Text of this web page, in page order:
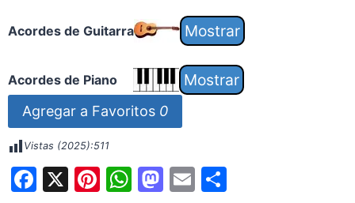
Acordes de Guitarra
Acordes de Piano
Agregar a Favoritos 0
Vistas (2025):511
F X Pi W M E S